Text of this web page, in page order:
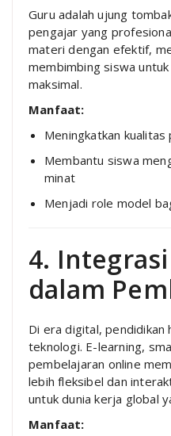
Guru adalah ujung
pengajar yang
materi dengan efektif,
membimbing siswa
maksimal.
Manfaat:
Meningkatkan
Membantu siswa
minat
Menjadi role model
4.
dalam
Di era digital, pendidikan
teknologi. E-learning,
pembelajaran online
lebih fleksibel dan
untuk dunia kerja global
Manfaat: